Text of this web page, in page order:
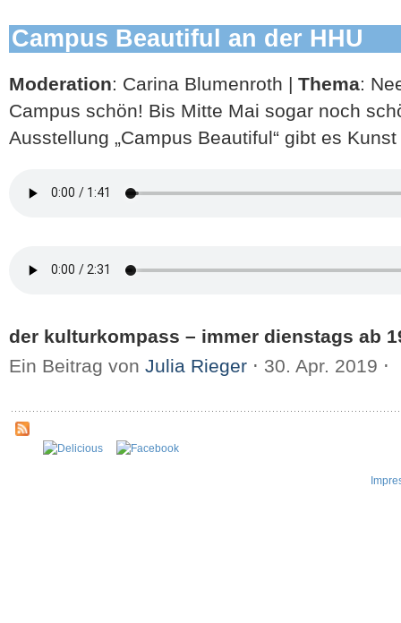
Campus Beautiful an der HHU
Moderation: Carina Blumenroth | Thema:
Campus schön! Bis Mitte Mai sogar noch
Ausstellung „Campus Beautiful“ gibt es
der kulturkompass – immer dienstags ab
Ein Beitrag von Julia Rieger ⋅ 30. Apr. 2019 ⋅